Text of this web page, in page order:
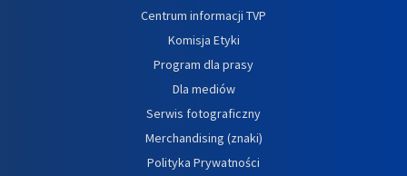
Centrum informacji TVP
Komisja Etyki
Program dla prasy
Dla mediów
Serwis fotograficzny
Merchandising (znaki)
Polityka Prywatności